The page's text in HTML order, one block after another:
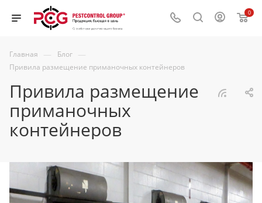
0
Главная — Блог —
Привила размещение приманочных контейнеров
Привила размещение
приманочных
контейнеров